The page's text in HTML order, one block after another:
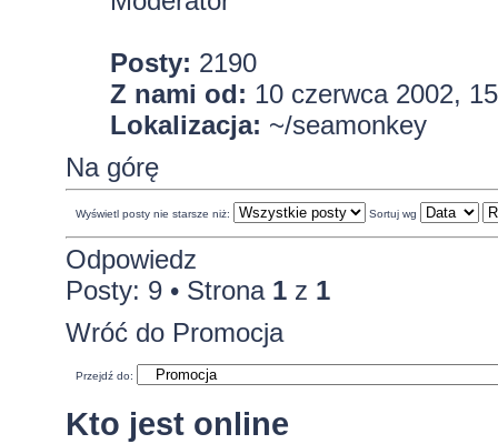
Posty: 2190
Z nami od: 10 czerwca 2002,
Lokalizacja: ~/seamonkey
Na górę
Wyświetl posty nie starsze niż: Sortuj wg
Odpowiedz
Posty: 9 • Strona 1z 1
Wróć do Promocja
Przejdź do:
Kto jest online